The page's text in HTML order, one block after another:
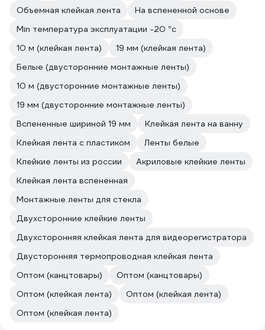
Объемная клейкая лента
На вспененной основе
Min температура эксплуатации -20 °с
10 м (клейкая лента)
19 мм (клейкая лента)
Белые (двусторонние монтажные ленты)
10 м (двусторонние монтажные ленты)
19 мм (двусторонние монтажные ленты)
Вспененные шириной 19 мм
Клейкая лента на ванну
Клейкая лента с пластиком
Ленты белые
Клейкие ленты из россии
Акриловые клейкие ленты
Клейкая лента вспененная
Монтажные ленты для стекла
Двухсторонние клейкие ленты
Двухсторонняя клейкая лента для видеорегистратора
Двусторонняя термопроводная клейкая лента
Оптом (канцтовары)
Оптом (канцтовары)
Оптом (клейкая лента)
Оптом (клейкая лента)
Оптом (клейкая лента)